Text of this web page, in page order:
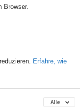
Browser.
Erfahre, wie
Alle